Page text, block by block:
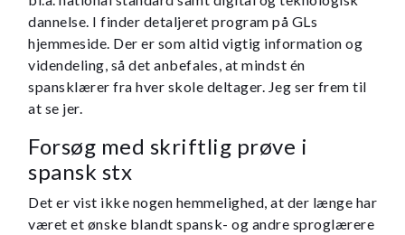
dannelse. I finder detaljeret program på GLs
hjemmeside. Der er som altid vigtig information og
videndeling, så det anbefales, at mindst én
spansklærer fra hver skole deltager. Jeg ser frem til
at se jer.
Forsøg med skriftlig prøve i
spansk stx
Det er vist ikke nogen hemmelighed, at der længe har
været et ønske blandt spansk- og andre sproglærere